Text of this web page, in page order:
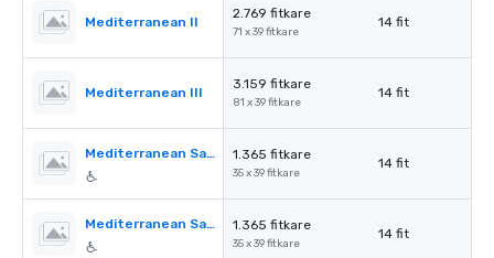
Mediterranean II
2.769 fitkare
71 x 39 fitkare
14 fit
Mediterranean III
3.159 fitkare
81 x 39 fitkare
14 fit
Mediterranean Salon A 1.365 fitkare
35 x 39 fitkare
14 fit
Mediterranean Salon B 1.365 fitkare
35 x 39 fitkare
14 fit